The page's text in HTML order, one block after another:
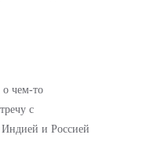
о чем-то
с
и Россией